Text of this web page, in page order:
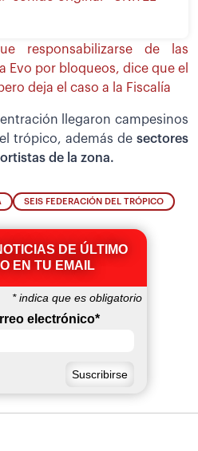
responsabilizarse de las
Evo por bloqueos, dice que el
deja el caso a la Fiscalía
llegaron campesinos
trópico, además de sectores
de la zona.
SEIS FEDERACIÓN DEL TRÓPICO
DE ÚLTIMO
EN TU EMAIL
*indica que es obligatorio
electrónico*